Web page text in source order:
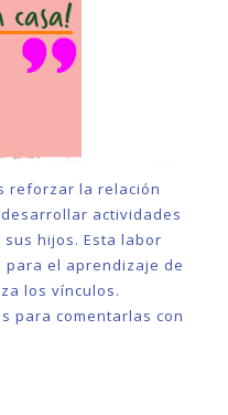
reforzar la relación
actividades
hijos. Esta labor
para el aprendizaje de
los vínculos.
para comentarlas con